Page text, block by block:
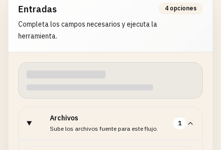
Entradas
Completa los campos necesarios y ejecuta la
herramienta.
4 opciones
Archivos
Sube los archivos fuente para este flujo.
1